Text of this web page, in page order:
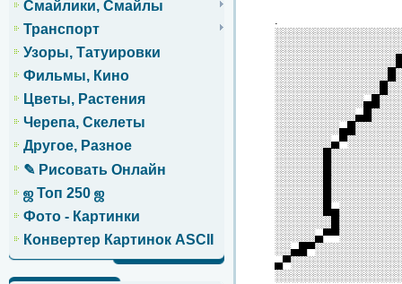
Смайлики, Смайлы
Транспорт
Узоры, Татуировки
Фильмы, Кино
Цветы, Растения
Черепа, Скелеты
Другое, Разное
✎ Рисовать Онлайн
ஜ Топ 250 ஜ
Фото - Картинки
Конвертер Картинок ASCII
.